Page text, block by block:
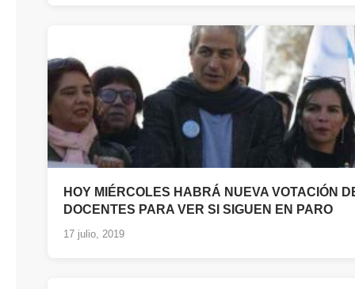
HOY MIÉRCOLES HABRÁ NUEVA VOTACIÓN
DOCENTES PARA VER SI SIGUEN EN PARO
17 julio, 2019